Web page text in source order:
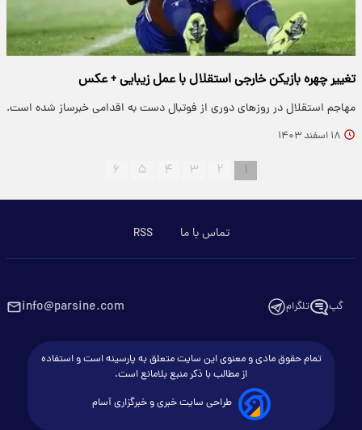
تغییر چهره بازیکن خارجی استقلال با عمل زیبایی + عکس
مهاجم استقلال در روزهای دوری از فوتبال دست به اقدامی خبرساز شده است.
۱۸ اسفند ۱۴۰۳
۱ ۲ ۳ ۴ ۵ ۶
تماس با ما RSS
گپ تلگرام info@parsine.com
تمام حقوق مادی و معنوی این سایت متعلق به پارسینه است و استفاده
از مطالب با ذکر منبع بلامانع است.
طراحی سایت خبری و خبرگزاری آسام